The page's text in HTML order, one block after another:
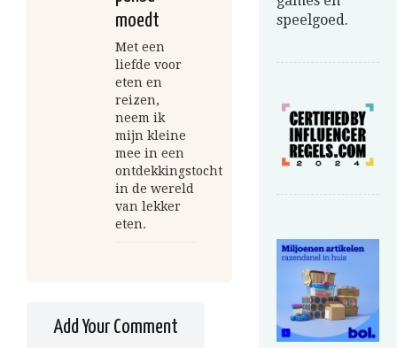
moedt
Met een
liefde voor
eten en
reizen,
neem ik
mijn kleine
mee in een
ontdekkingstocht
in de wereld
van lekker
eten.
Add Your Comment
speelgoed.